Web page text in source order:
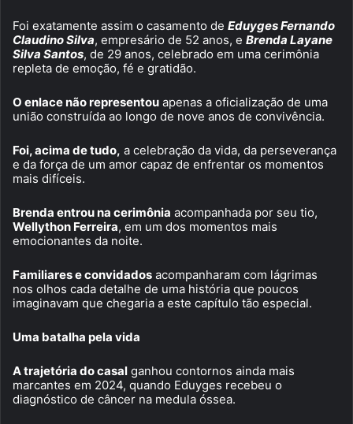
Foi exatamente assim o casamento de Eduyges Fernando
Claudino Silva, empresário de 52 anos, e Brenda Layane
Silva Santos, de 29 anos, celebrado em uma cerimônia
repleta de emoção, fé e gratidão.
O enlace não representou apenas a oficialização de uma
união construída ao longo de nove anos de convivência.
Foi, acima de tudo, a celebração da vida, da perseverança
e da força de um amor capaz de enfrentar os momentos
mais difíceis.
Brenda entrou na cerimônia acompanhada por seu tio,
Wellython Ferreira, em um dos momentos mais
emocionantes da noite.
Familiares e convidados acompanharam com lágrimas
nos olhos cada detalhe de uma história que poucos
imaginavam que chegaria a este capítulo tão especial.
Uma batalha pela vida
A trajetória do casal ganhou contornos ainda mais
marcantes em 2024, quando Eduyges recebeu o
diagnóstico de câncer na medula óssea.